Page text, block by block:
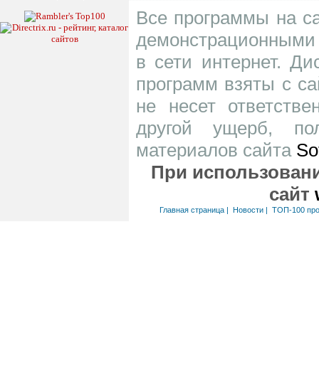
Все программы на
в сети интернет.
программ взяты с
не несет
другой ущерб,
материалов сайта
При
сайт
Главная страница| Новости| ТОП-100